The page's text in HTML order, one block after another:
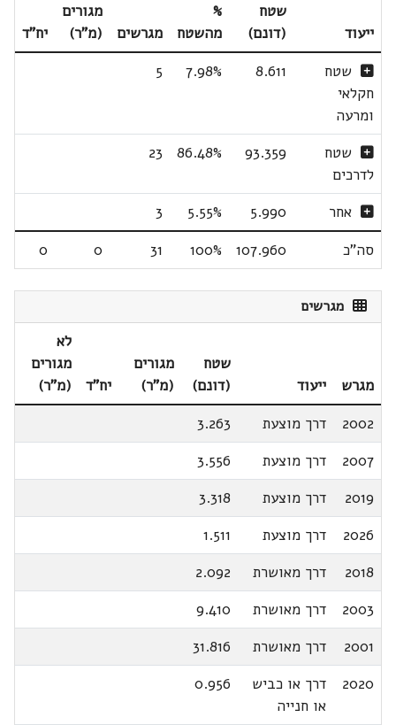
ייעוד
שטח
(דונם)
%
מהשטח
מגרשים
מגורים
(מ"ר)
יח"ד
שטח
חקלאי
ומרעה
8.611
7.98%
5
שטח
לדרכים
93.359
86.48%
23
אחר 5.990
5.55%
3
סה"כ
107.960
100%
31
0
0
מגרשים
מגרש ייעוד
שטח
(דונם)
מגורים
(מ"ר)
יח"ד
לא
מגורים
(מ"ר)
2002
דרך מוצעת
3.263
2007
דרך מוצעת
3.556
2019
דרך מוצעת
3.318
2026
דרך מוצעת
1.511
2018
דרך מאושרת
2.092
2003
דרך מאושרת
9.410
2001
דרך מאושרת
31.816
2020
דרך או כביש
או חנייה
0.956